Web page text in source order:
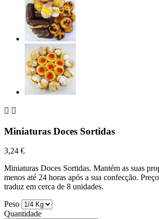
 
Miniaturas Doces Sortidas
3,24 €
Miniaturas Doces Sortidas. Mantém as suas
menos até 24 horas após a sua confecção.
traduz em cerca de 8 unidades.
Peso
Quantidade